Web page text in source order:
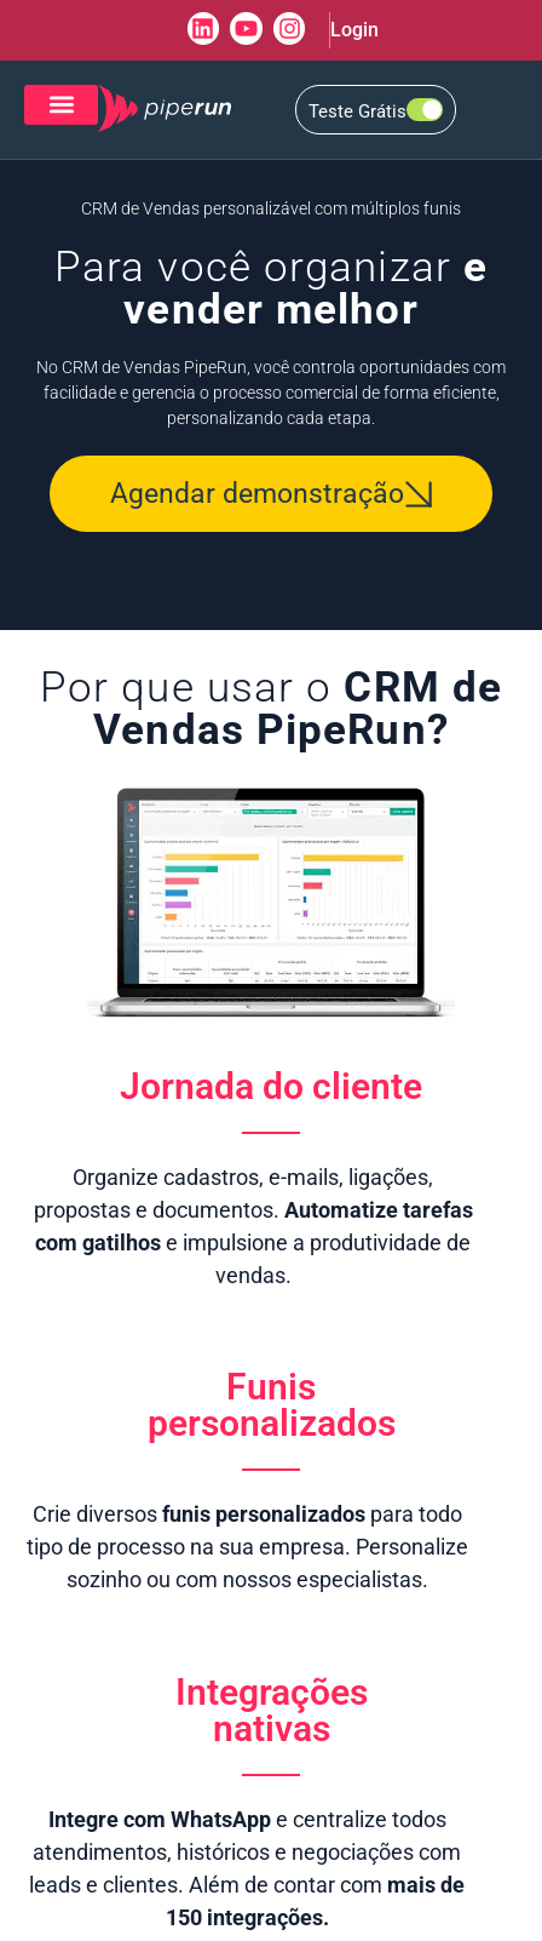
Login
Teste Grátis
CRM de Vendas personalizável com múltiplos funis
Para você organizar e
vender melhor
No CRM de Vendas PipeRun, você controla oportunidades com
facilidade e gerencia o processo comercial de forma eficiente,
personalizando cada etapa.
Agendar demonstração
Por que usar o CRM de
Vendas PipeRun?
Jornada do cliente
Organize cadastros, e-mails, ligações,
propostas e documentos. Automatize tarefas
com gatilhose impulsione a produtividade de
vendas.
Funis
personalizados
Crie diversosfunis personalizadospara todo
tipo de processo na sua empresa. Personalize
sozinho ou com nossos especialistas.
Integrações
nativas
Integre com WhatsAppe centralize todos
atendimentos, históricos e negociações com
leads e clientes. Além de contar com mais de
150 integrações.